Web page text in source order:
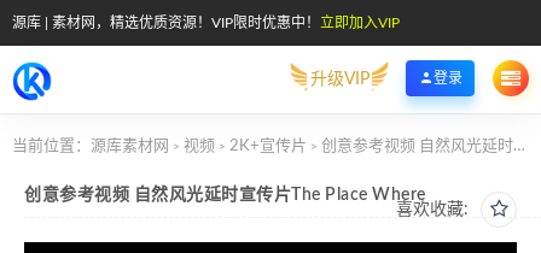
源库 | 素材网，精选优质资源！VIP限时优惠中！ 立即加入VIP
升级VIP 登录
当前位置： 源库素材网 > 视频 > 2K+宣传片 > 创意参考视频 自然风光延时宣传片The Place Where
喜欢收藏:
创意参考视频 自然风光延时宣传片The Place Where